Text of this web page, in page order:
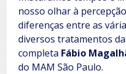
nosso olhar à
diferenças entre as
diversos tratamentos da
completa Fábio
do MAM São Paulo.